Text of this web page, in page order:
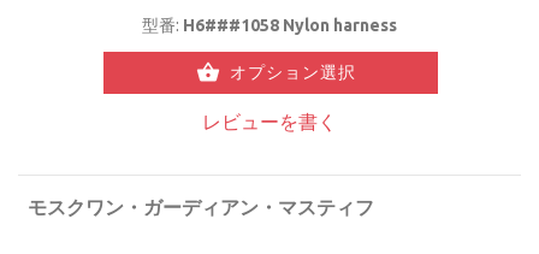
型番: H6###1058 Nylon harness
オプション選択
レビューを書く
モスクワン・ガーディアン・マスティフ